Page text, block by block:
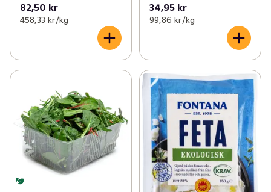
82,50 kr
458,33 kr /kg
34,95 kr
99,86 kr /kg